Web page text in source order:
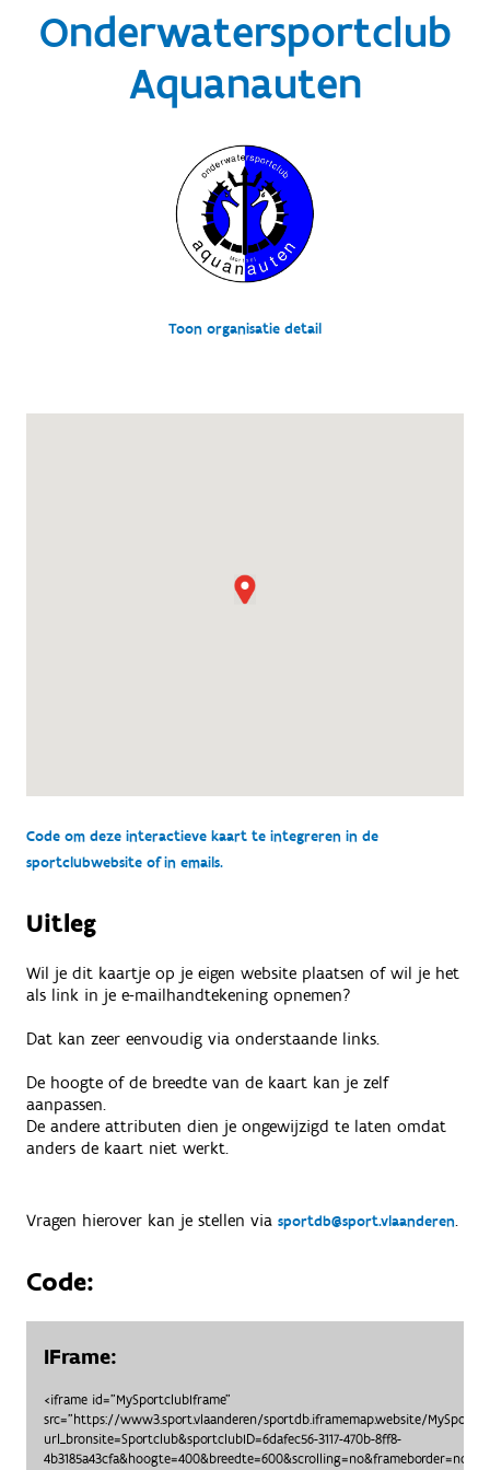
Onderwatersportclub
Aquanauten
Toon organisatie detail
Code om deze interactieve kaart te integreren in de
sportclubwebsite of in emails.
Uitleg
Wil je dit kaartje op je eigen website plaatsen of wil je het
als link in je e-mailhandtekening opnemen?
Dat kan zeer eenvoudig via onderstaande links.
De hoogte of de breedte van de kaart kan je zelf
aanpassen.
De andere attributen dien je ongewijzigd te laten omdat
anders de kaart niet werkt.
Vragen hierover kan je stellen via sportdb@sport.vlaanderen.
Code:
IFrame:
<iframe id="MySportclubIframe"
src="https://www3.sport.vlaanderen/sportdb.iframemap.website/
url_bronsite=Sportclub&sportclubID=6dafec56-3117-470b-8ff8-
4b3185a43cfa&hoogte=400&breedte=600&scrolling=no&frameborder=no">